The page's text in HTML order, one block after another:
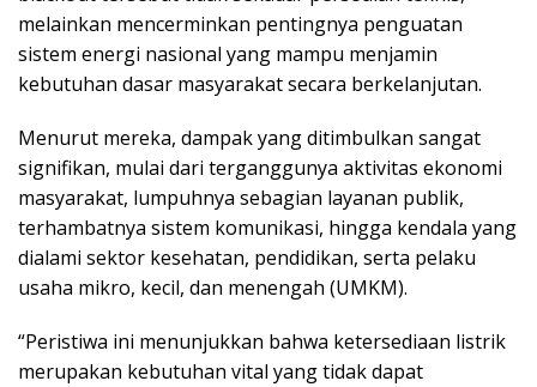
melainkan mencerminkan pentingnya penguatan
sistem energi nasional yang mampu menjamin
kebutuhan dasar masyarakat secara berkelanjutan.
Menurut mereka, dampak yang ditimbulkan sangat
signifikan, mulai dari terganggunya aktivitas ekonomi
masyarakat, lumpuhnya sebagian layanan publik,
terhambatnya sistem komunikasi, hingga kendala yang
dialami sektor kesehatan, pendidikan, serta pelaku
usaha mikro, kecil, dan menengah (UMKM).
“Peristiwa ini menunjukkan bahwa ketersediaan listrik
merupakan kebutuhan vital yang tidak dapat